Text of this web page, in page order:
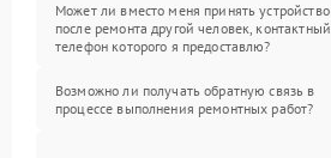
Может ли вместо меня принять устройство
после ремонта другой человек, контактный
телефон которого я предоставлю?
Возможно ли получать обратную связь в
процессе выполнения ремонтных работ?